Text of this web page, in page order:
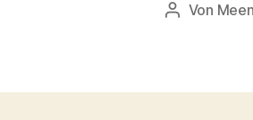
Von